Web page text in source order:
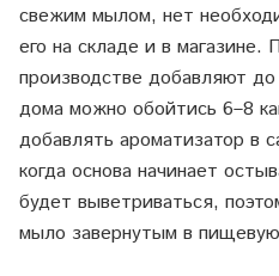
свежим мылом, нет
его на складе и в магазине.
производстве добавляют
дома можно обойтись 6–8
добавлять ароматизатор в
когда основа начинает
будет выветриваться,
мыло завернутым в